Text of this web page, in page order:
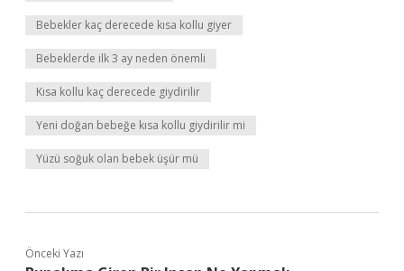
Bebekler kaç derecede kısa kollu giyer
Bebeklerde ilk 3 ay neden önemli
Kısa kollu kaç derecede giydirilir
Yeni doğan bebeğe kısa kollu giydirilir mi
Yüzü soğuk olan bebek üşür mü
Önceki Yazı